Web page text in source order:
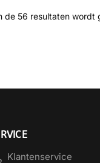
de 56 resultaten wordt
Klantenservice